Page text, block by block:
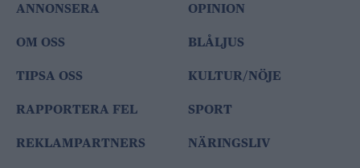
ANNONSERA
OM OSS
TIPSA OSS
RAPPORTERA FEL
REKLAMPARTNERS
OPINION
BLÅLJUS
KULTUR/NÖJE
SPORT
NÄRINGSLIV